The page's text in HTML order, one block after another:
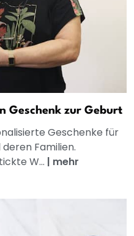
Geschenk zur Geburt
Geschenke für
Familien.
W... | mehr